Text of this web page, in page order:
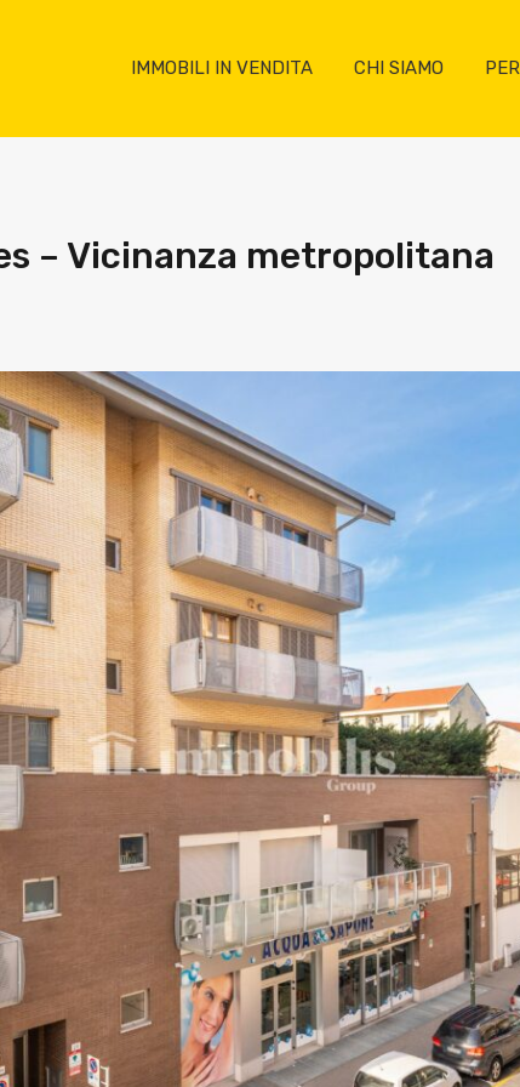
IMMOBILI IN VENDITA CHI SIAMO
– Vicinanza metropolitana